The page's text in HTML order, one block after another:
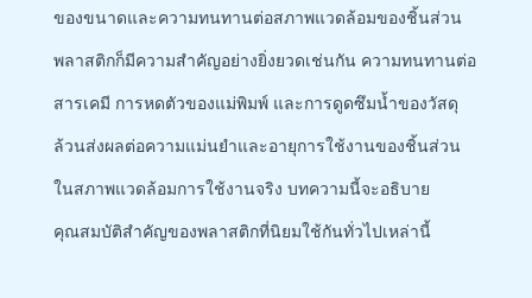
ของขนาดและความทนทานต่อสภาพแวดล้อมของชิ้นส่วน
พลาสติกก็มีความสำคัญอย่างยิ่งยวดเช่นกัน ความทนทานต่อ
สารเคมี การหดตัวของแม่พิมพ์ และการดูดซึมน้ำของวัสดุ
ล้วนส่งผลต่อความแม่นยำและอายุการใช้งานของชิ้นส่วน
ในสภาพแวดล้อมการใช้งานจริง บทความนี้จะอธิบาย
คุณสมบัติสำคัญของพลาสติกที่นิยมใช้กันทั่วไปเหล่านี้